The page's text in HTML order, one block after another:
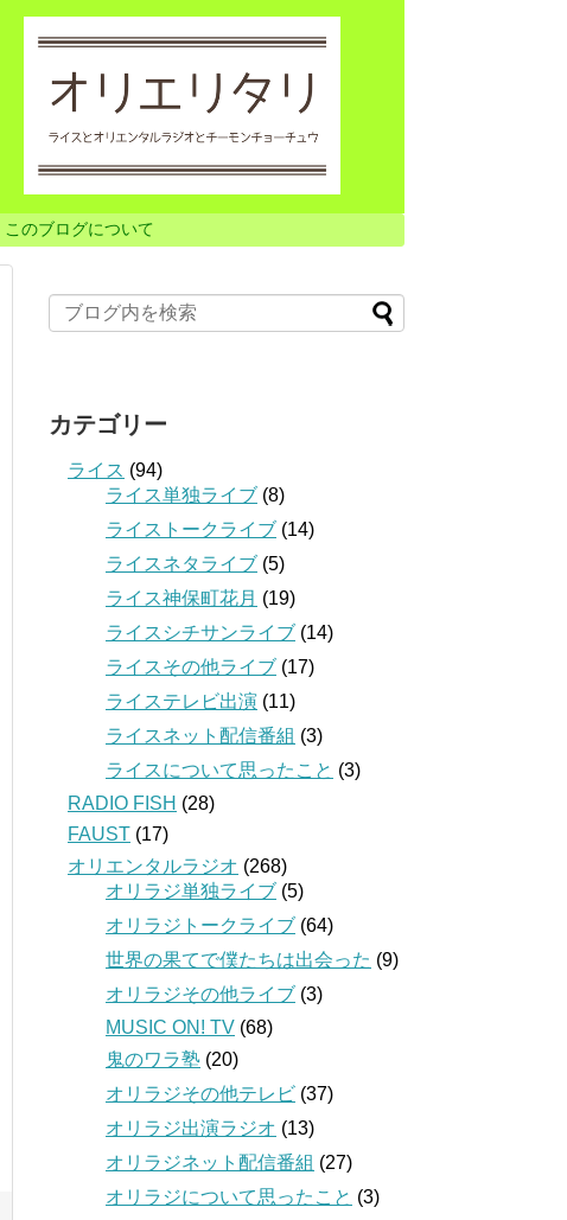
このブログについて
カテゴリー
ライス (94)
ライス単独ライブ (8)
ライストークライブ (14)
ライスネタライブ (5)
ライス神保町花月 (19)
ライスシチサンライブ (14)
ライスその他ライブ (17)
ライステレビ出演 (11)
ライスネット配信番組 (3)
ライスについて思ったこと (3)
RADIO FISH (28)
FAUST (17)
オリエンタルラジオ (268)
オリラジ単独ライブ (5)
オリラジトークライブ (64)
世界の果てで僕たちは出会った (9)
オリラジその他ライブ (3)
MUSIC ON! TV (68)
鬼のワラ塾 (20)
オリラジその他テレビ (37)
オリラジ出演ラジオ (13)
オリラジネット配信番組 (27)
オリラジについて思ったこと (3)